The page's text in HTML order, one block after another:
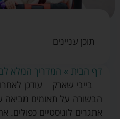
דף הבית » המדריך המלא
בייבי שארק
עודכן לאחרונה ב:
הבשורה על תאומים
אתגרים לוגיסטיים כפולים.
תוכן עניינים